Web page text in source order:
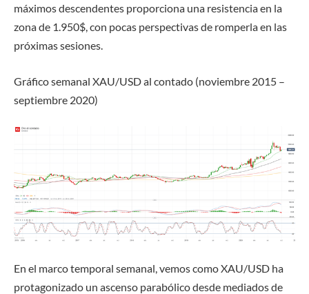
máximos descendentes proporciona una resistencia en la
zona de 1.950$, con pocas perspectivas de romperla en las
próximas sesiones.
Gráficosemanal XAU/USD al contado (noviembre 2015 –
septiembre 2020)
En el marco temporal semanal, vemos como XAU/USD ha
protagonizado un ascenso parabólico desde mediados de